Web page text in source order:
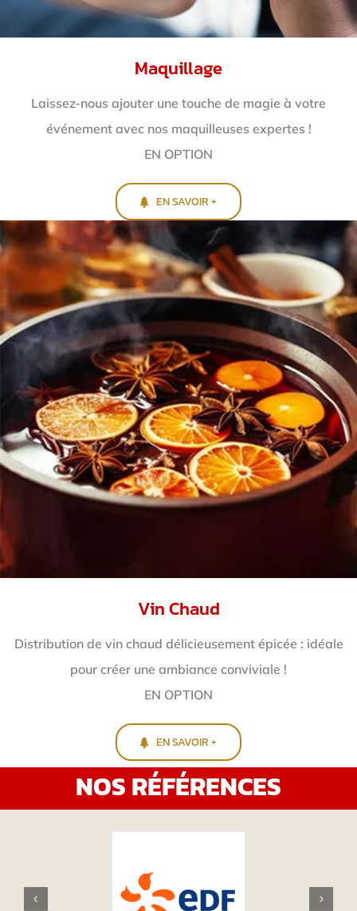
Maquillage
Laissez-nous ajouter une touche de magie à votre
événement avec nos maquilleuses expertes !
EN OPTION
EN SAVOIR +
Vin Chaud
Distribution de vin chaud délicieusement épicée : idéale
pour créer une ambiance conviviale !
EN OPTION
EN SAVOIR +
NOS RÉFÉRENCES